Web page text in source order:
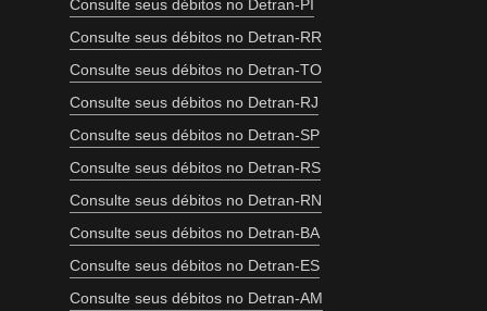
Consulte seus débitos no Detran-PI
Consulte seus débitos no Detran-RR
Consulte seus débitos no Detran-TO
Consulte seus débitos no Detran-RJ
Consulte seus débitos no Detran-SP
Consulte seus débitos no Detran-RS
Consulte seus débitos no Detran-RN
Consulte seus débitos no Detran-BA
Consulte seus débitos no Detran-ES
Consulte seus débitos no Detran-AM